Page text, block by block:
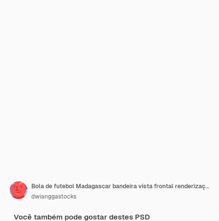
Bola de futebol Madagascar bandeira vista frontal renderização 3D realista
dwianggastocks
Você também pode gostar destes PSD